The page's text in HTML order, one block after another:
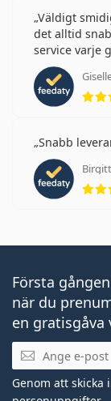
Väldigt
det alltid
service varje
Snabb
Första
när du
en
Mejladress
Genom att skicka